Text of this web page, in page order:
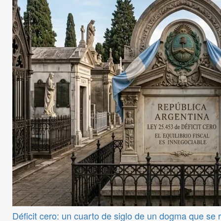
Déficit cero: un cuarto de siglo de un dogma que se